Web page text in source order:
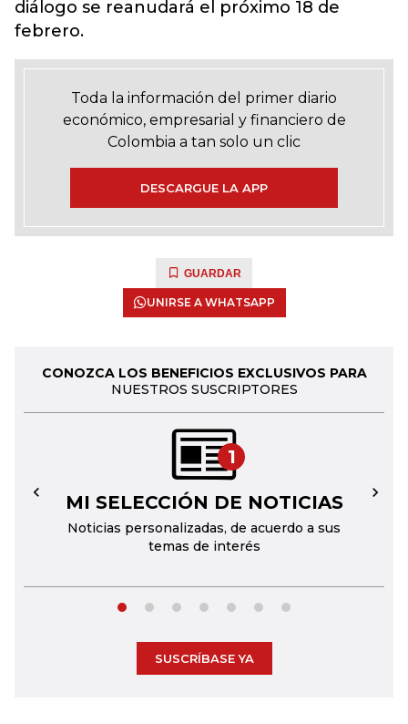
diálogo se reanudará el próximo 18 de
febrero.
Toda la información del primer diario
económico, empresarial y financiero de
Colombia a tan solo un clic
DESCARGUE LA APP
GUARDAR
UNIRSE A WHATSAPP
CONOZCA LOS BENEFICIOS EXCLUSIVOS PARA
NUESTROS SUSCRIPTORES
1
MI SELECCIÓN DE NOTICIAS
Noticias personalizadas, de acuerdo a sus
temas de interés
← →
SUSCRÍBASE YA